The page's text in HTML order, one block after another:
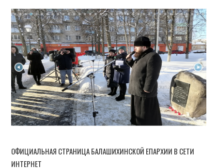
ОФИЦИАЛЬНАЯ СТРАНИЦА БАЛАШИХИНСКОЙ ЕПАРХИИ В СЕТИ
ИНТЕРНЕТ